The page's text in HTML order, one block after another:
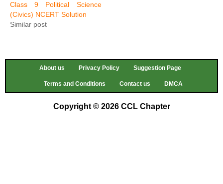
Class 9 Political Science
(Civics) NCERT Solution
Similar post
About us Privacy Policy Suggestion Page
Terms and Conditions Contact us DMCA
Copyright © 2026 CCL Chapter